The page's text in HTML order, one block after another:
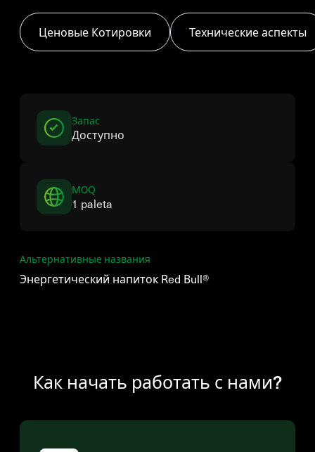
Ценовые Котировки Технические аспекты
Запас
Доступно
MOQ
1 paleta
Альтернативные названия
Энергетический напиток Red Bull®
Как начать работать с нами?